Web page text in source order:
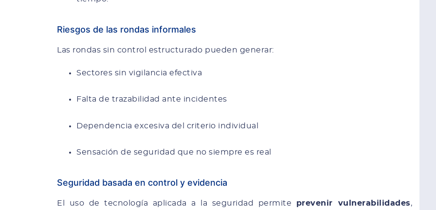
Riesgos de las rondas informales
Las rondas sin control estructurado pueden generar:
Sectores sin vigilancia efectiva
Falta de trazabilidad ante incidentes
Dependencia excesiva del criterio individual
Sensación de seguridad que no siempre es real
Seguridad basada en control y evidencia
El uso de tecnología aplicada a la seguridad permite prevenir vulnerabilidades,